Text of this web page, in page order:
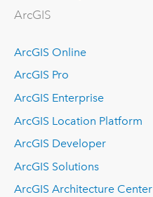
ArcGIS
ArcGIS Online
ArcGIS Pro
ArcGIS Enterprise
ArcGIS Location Platform
ArcGIS Developer
ArcGIS Solutions
ArcGIS Architecture Center